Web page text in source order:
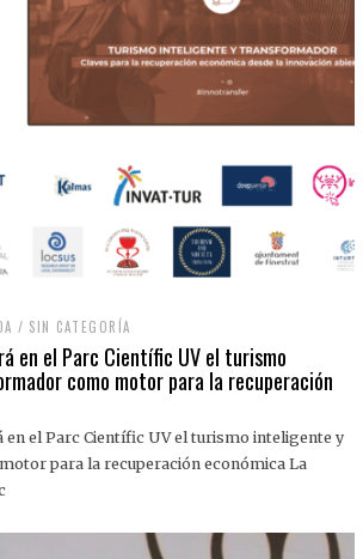
/ SIN CATEGORÍA
en el Parc Científic UV el turismo
como motor para la recuperación
el Parc Científic UV el turismo inteligente y
para la recuperación económica La